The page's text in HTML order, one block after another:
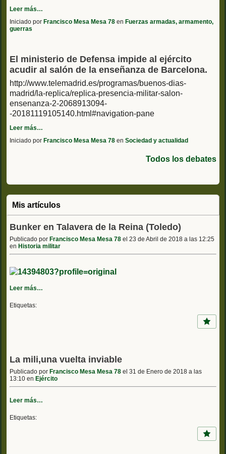
Leer más…
Iniciado por Francisco Mesa Mesa 78 en Fuerzas armadas, armamento,
guerras
El ministerio de Defensa impide al ejército
acudir al salón de la enseñanza de Barcelona.
http://www.telemadrid.es/programas/buenos-dias-
madrid/la-replica/replica-presencia-militar-salon-
ensenanza-2-2068913094-
-20181119105140.html#navigation-pane
Leer más…
Iniciado por Francisco Mesa Mesa 78 en Sociedad y actualidad
Todos los debates
Mis artículos
Bunker en Talavera de la Reina (Toledo)
Publicado por Francisco Mesa Mesa 78 el 23 de Abril de 2018 a las 12:25
en Historia militar
Leer más…
Etiquetas:
La mili,una vuelta inviable
Publicado por Francisco Mesa Mesa 78 el 31 de Enero de 2018 a las
13:10 en Ejército
Leer más…
Etiquetas: